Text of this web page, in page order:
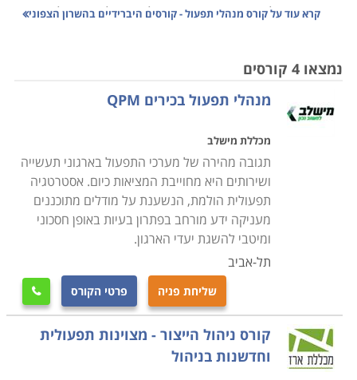
חברה, מפעל או ארגון שבו מתנהלים תהליכים, ועל כן ישנו
מדידה, ניתוח ופיקוח המייעלים את תהליכי העבודה בארגון.
תחום זה כולל, בין היתר, ניהול שירות, רכישה, ניהול מחסן,
ניהול מלאי, ניהול איכות, ניהול לוגיסטי והפצה. נושא
התפעול הוא קריטי לתפקוד הארגון בארגונים, מפעלים,
חברות גדולות, חברות הייטק, וחברות תעשייתיות המנהלות
תהליכים מורכבים בתחום הרכש, הייצור וההפצה. זאת כיוון
שבהן נדרשת פונקציה ארגונית ייעודית בתחום .
חשוב לציין כי תפקידו של מנהל תפעול הוא רב גוני והוא,
למעשה, מתפעל מספר תפקידים בו זמנית. זאת, בעוד
שלמקצועות אחרים היקף תפקיד צר וממוקד יותר. מנהל
תפעול לובש מספר כובעים בעת עבודתו בארגון: פיקוח על
צוות עובדים, ניהול מלאי, ניהול פרויקט, עבודה מול לקוחות
ופתרון בעיות. לפיכך, על מי שמתעתד לעסוק בתחום לדעת
קרא עוד עלקורס מנהלי תפעול - קורסים היברידיים בהשרון הצפוני
נמצאו 4 קורסים
מנהלי תפעול בכירים QPM
מכללת מישלב
תגובה מהירה של מערכי התפעול בארגוני תעשייה
ושירותים היא מחוייבת המציאות כיום. אסטרטגיה
תפעולית הולמת, הנשענת על מודלים מתוכננים
מעניקה ידע מורחב בפתרון בעיות באופן חסכוני
ומיטבי להשגת יעדי הארגון.
תל-אביב
שליחת פניה פרטי הקורס 
קורס ניהול הייצור - מצוינות תפעולית
וחדשנות בניהול